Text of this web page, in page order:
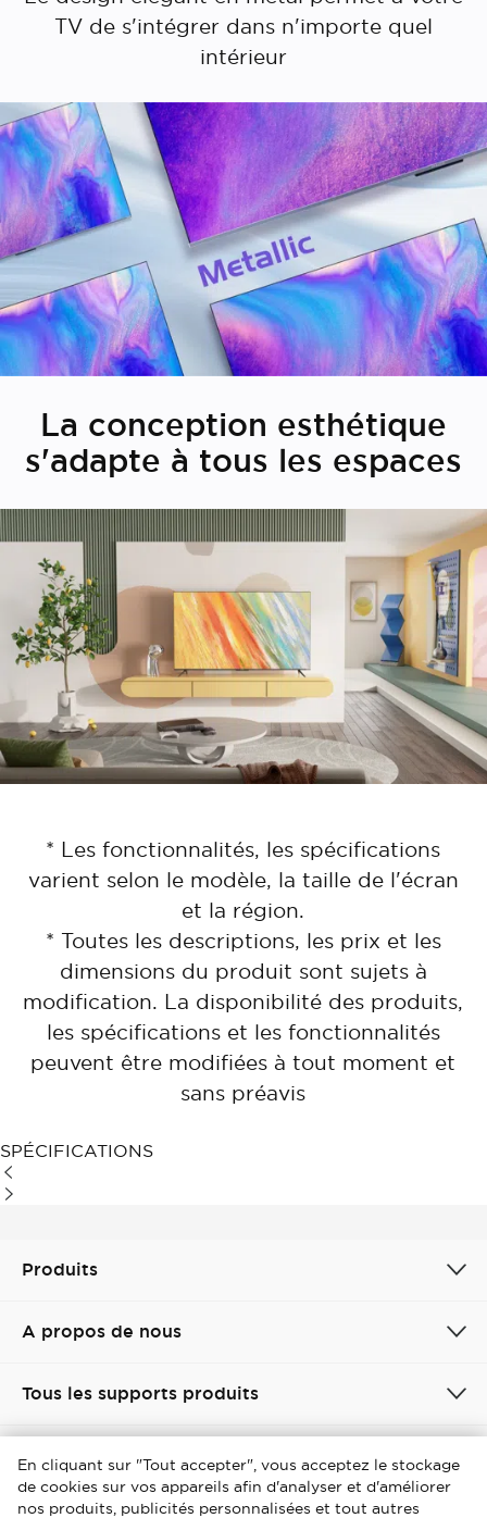
TV de s'intégrer dans n'importe quel
intérieur
La conception esthétique
s'adapte à tous les espaces
* Les fonctionnalités, les spécifications
varient selon le modèle, la taille de l'écran
et la région.
* Toutes les descriptions, les prix et les
dimensions du produit sont sujets à
modification. La disponibilité des produits,
les spécifications et les fonctionnalités
peuvent être modifiées à tout moment et
sans préavis
SPÉCIFICATIONS
Produits
A propos de nous
Tous les supports produits
Copyright © 2026 iFFALCON. Tous droits réservés.
En cliquant sur "Tout accepter", vous acceptez le stockage
de cookies sur vos appareils afin d'analyser et d'améliorer
nos produits, publicités personnalisées et tout autres